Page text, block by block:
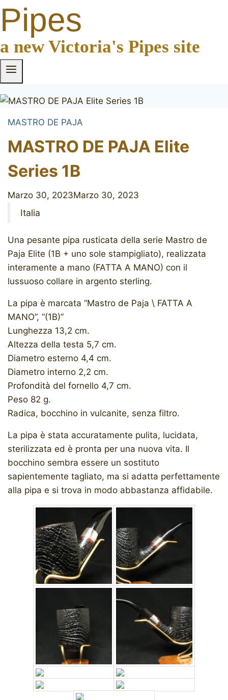
Pipes
a new Victoria's Pipes site
MASTRO DE PAJA
MASTRO DE PAJA Elite
Series 1B
Marzo 30, 2023Marzo 30, 2023
Italia
Una pesante pipa rusticata della serie Mastro de
Paja Elite (1B + uno sole stampigliato), realizzata
interamente a mano (FATTA A MANO) con il
lussuoso collare in argento sterling.
La pipa è marcata “Mastro de Paja \ FATTA A
MANO”, “(1B)”
Lunghezza 13,2 cm.
Altezza della testa 5,7 cm.
Diametro esterno 4,4 cm.
Diametro interno 2,2 cm.
Profondità del fornello 4,7 cm.
Peso 82 g.
Radica, bocchino in vulcanite, senza filtro.
La pipa è stata accuratamente pulita, lucidata,
sterilizzata ed è pronta per una nuova vita. Il
bocchino sembra essere un sostituto
sapientemente tagliato, ma si adatta perfettamente
alla pipa e si trova in modo abbastanza affidabile.